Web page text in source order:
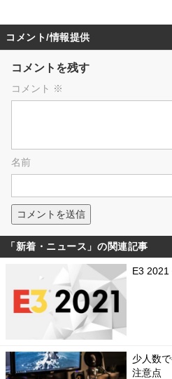
コメント/情報提供
コメントを残す
コメント ※
名前
「新着・ニュース」の関連記事
E3 2021
少人数
注意点